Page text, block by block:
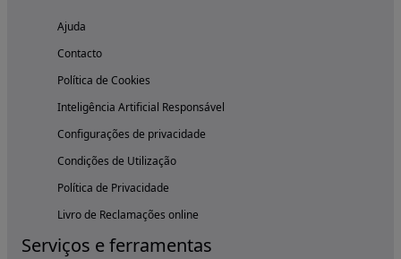
Ajuda
Contacto
Política de Cookies
Inteligência Artificial Responsável
Configurações de privacidade
Condições de Utilização
Política de Privacidade
Livro de Reclamações online
Serviços e ferramentas